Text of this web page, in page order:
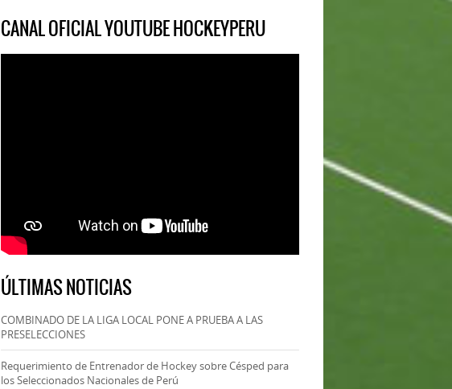
CANAL OFICIAL YOUTUBE HOCKEYPERU
ÚLTIMAS NOTICIAS
COMBINADO DE LA LIGA LOCAL PONE A PRUEBA A LAS
PRESELECCIONES
Requerimiento de Entrenador de Hockey sobre Césped para
los Seleccionados Nacionales de Perú